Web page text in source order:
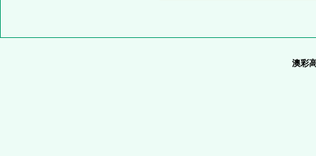
澳彩